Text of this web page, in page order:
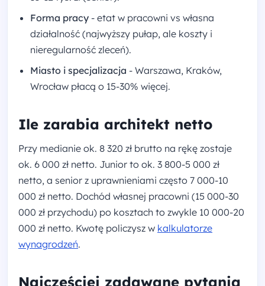
Forma pracy - etat w pracowni vs własna
działalność (najwyższy pułap, ale koszty i
nieregularność zleceń).
Miasto i specjalizacja - Warszawa, Kraków,
Wrocław płacą o 15-30% więcej.
Ile zarabia architekt netto
Przy medianie ok. 8 320 zł brutto na rękę zostaje
ok. 6 000 zł netto. Junior to ok. 3 800-5 000 zł
netto, a senior z uprawnieniami często 7 000-10
000 zł netto. Dochód własnej pracowni (15 000-30
000 zł przychodu) po kosztach to zwykle 10 000-20
000 zł netto. Kwotę policzysz w kalkulatorze
wynagrodzeń.
Najczęściej zadawane pytania